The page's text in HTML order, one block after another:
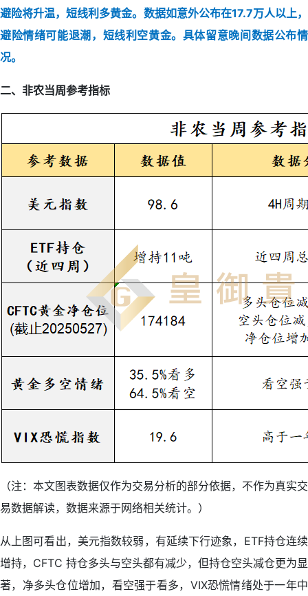
避险将升温，短线利多黄金。数据如意外公布在17.7万人以上，
避险情绪可能退潮，短线利空黄金。具体留意晚间数据公布情
况。
二、非农当周参考指标
（注：本文图表数据仅作为交易分析的部分依据，不作为真实交
易数据解读，数据来源于网络相关统计。）
从上图可看出，美元指数较弱，有延续下行迹象，ETF持仓连续
增持，CFTC 持仓多头与空头都有减少，但持仓空头减仓更为显
著，净多头仓位增加，看空强于看多，VIX恐慌情绪处于一年中